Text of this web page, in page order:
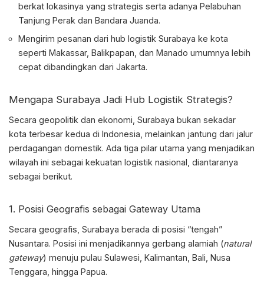
berkat lokasinya yang strategis serta adanya Pelabuhan
Tanjung Perak dan Bandara Juanda.
Mengirim pesanan dari hub logistik Surabaya ke kota
seperti Makassar, Balikpapan, dan Manado umumnya lebih
cepat dibandingkan dari Jakarta.
Mengapa Surabaya Jadi Hub Logistik Strategis?
Secara geopolitik dan ekonomi, Surabaya bukan sekadar
kota terbesar kedua di Indonesia, melainkan jantung dari jalur
perdagangan domestik. Ada tiga pilar utama yang menjadikan
wilayah ini sebagai kekuatan logistik nasional, diantaranya
sebagai berikut.
1. Posisi Geografis sebagai Gateway Utama
Secara geografis, Surabaya berada di posisi “tengah”
Nusantara. Posisi ini menjadikannya gerbang alamiah (natural
gateway) menuju pulau Sulawesi, Kalimantan, Bali, Nusa
Tenggara, hingga Papua.